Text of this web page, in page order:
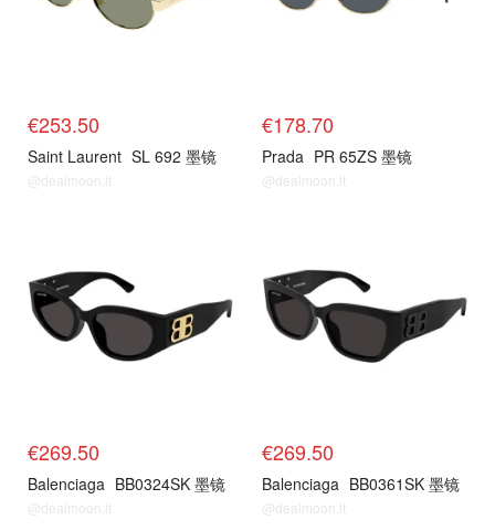
€253.50
Saint Laurent SL 692 墨镜
@dealmoon.it
€178.70
Prada PR 65ZS 墨镜
@dealmoon.it
€269.50
Balenciaga BB0324SK 墨镜
@dealmoon.it
€269.50
Balenciaga BB0361SK 墨镜
@dealmoon.it